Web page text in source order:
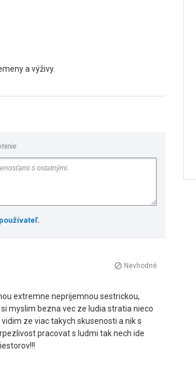
a výživy.
.
Nevhodné
extremne neprijemnou sestrickou,
myslim bezna vec ze ludia stratia nieco
ze viac takych skusenosti a nik s
pracovat s ludmi tak nech ide